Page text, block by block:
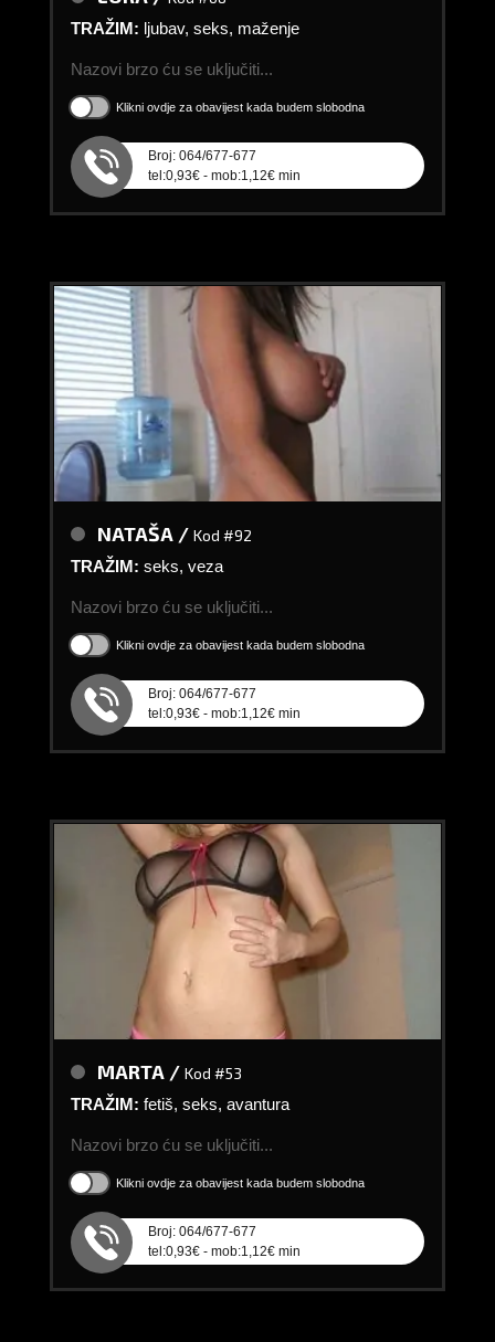
TRAŽIM: ljubav, seks, maženje
Nazovi brzo ću se uključiti...
Klikni ovdje za obavijest kada budem slobodna
Broj: 064/677-677
tel:0,93€ - mob:1,12€ min
NATAŠA / Kod #92
TRAŽIM: seks, veza
Nazovi brzo ću se uključiti...
Klikni ovdje za obavijest kada budem slobodna
Broj: 064/677-677
tel:0,93€ - mob:1,12€ min
MARTA / Kod #53
TRAŽIM: fetiš, seks, avantura
Nazovi brzo ću se uključiti...
Klikni ovdje za obavijest kada budem slobodna
Broj: 064/677-677
tel:0,93€ - mob:1,12€ min